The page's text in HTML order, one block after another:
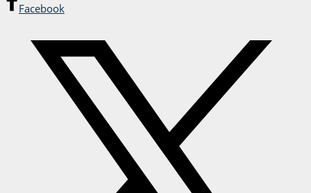
Facebook